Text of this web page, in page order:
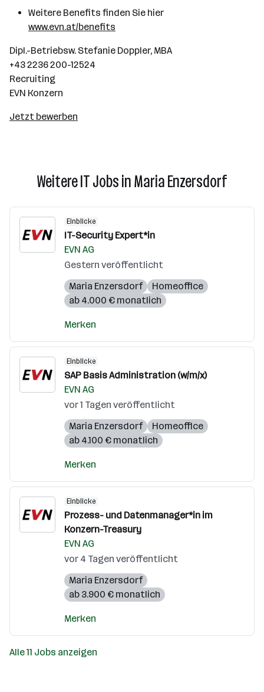
Weitere Benefits finden Sie hier
www.evn.at/benefits
Dipl.-Betriebsw. Stefanie Doppler, MBA
+43 2236 200-12524
Recruiting
EVN Konzern
Jetzt bewerben
Weitere IT Jobs in Maria Enzersdorf
Einblicke
IT-Security Expert*in
EVN AG
Gestern veröffentlicht
Maria Enzersdorf
Homeoffice
ab 4.000 € monatlich
Merken
Einblicke
SAP Basis Administration (w/m/x)
EVN AG
vor 1 Tagen veröffentlicht
Maria Enzersdorf
Homeoffice
ab 4.100 € monatlich
Merken
Einblicke
Prozess- und Datenmanager*in im
Konzern-Treasury
EVN AG
vor 4 Tagen veröffentlicht
Maria Enzersdorf
ab 3.900 € monatlich
Merken
Alle 11 Jobs anzeigen